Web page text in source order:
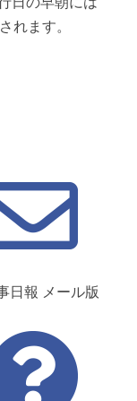
れます。
日報 メール版